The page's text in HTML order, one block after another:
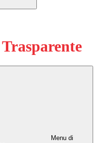
Menu di